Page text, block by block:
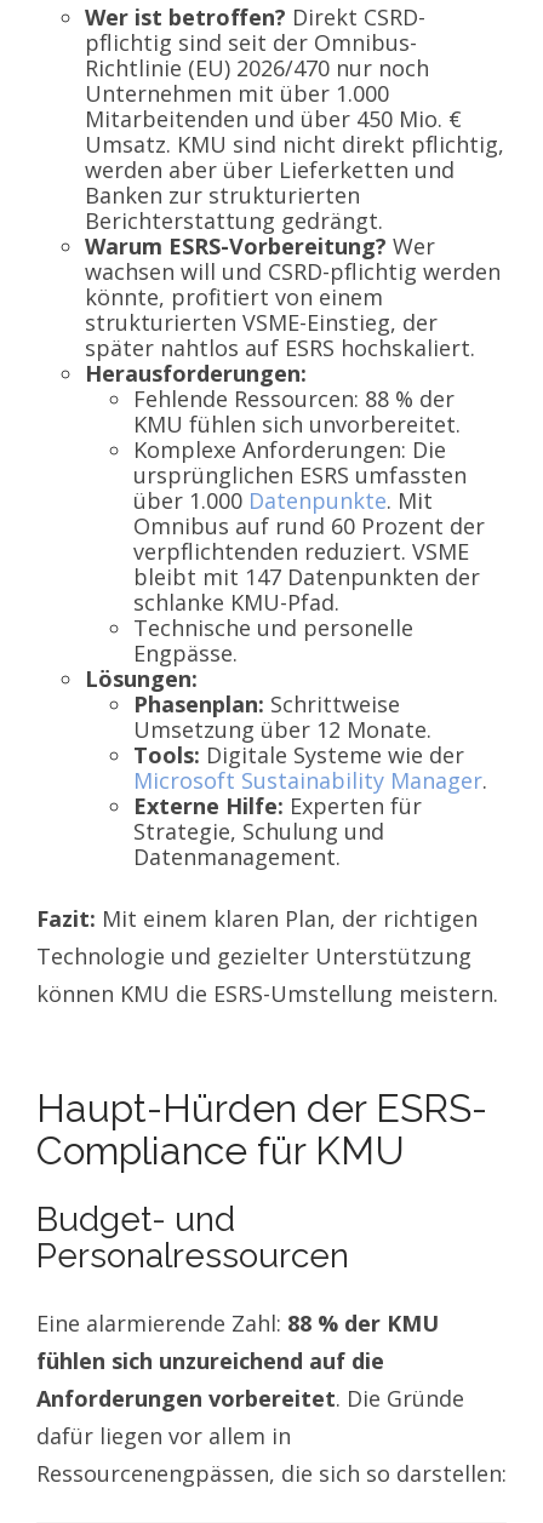
Wer ist betroffen? Direkt CSRD-
pflichtig sind seit der Omnibus-
Richtlinie (EU) 2026/470 nur noch
Unternehmen mit über 1.000
Mitarbeitenden und über 450 Mio. €
Umsatz. KMU sind nicht direkt pflichtig,
werden aber über Lieferketten und
Banken zur strukturierten
Berichterstattung gedrängt.
Warum ESRS-Vorbereitung? Wer
wachsen will und CSRD-pflichtig werden
könnte, profitiert von einem
strukturierten VSME-Einstieg, der
später nahtlos auf ESRS hochskaliert.
Herausforderungen:
Fehlende Ressourcen: 88 % der
KMU fühlen sich unvorbereitet.
Komplexe Anforderungen: Die
ursprünglichen ESRS umfassten
über 1.000 Datenpunkte. Mit
Omnibus auf rund 60 Prozent der
verpflichtenden reduziert. VSME
bleibt mit 147 Datenpunkten der
schlanke KMU-Pfad.
Technische und personelle
Engpässe.
Lösungen:
Phasenplan: Schrittweise
Umsetzung über 12 Monate.
Tools: Digitale Systeme wie der
Microsoft Sustainability Manager.
Externe Hilfe: Experten für
Strategie, Schulung und
Datenmanagement.
Fazit: Mit einem klaren Plan, der richtigen
Technologie und gezielter Unterstützung
können KMU die ESRS-Umstellung meistern.
Haupt-Hürden der ESRS-
Compliance für KMU
Budget- und
Personalressourcen
Eine alarmierende Zahl: 88 % der KMU
fühlen sich unzureichend auf die
Anforderungen vorbereitet. Die Gründe
dafür liegen vor allem in
Ressourcenengpässen, die sich so darstellen: